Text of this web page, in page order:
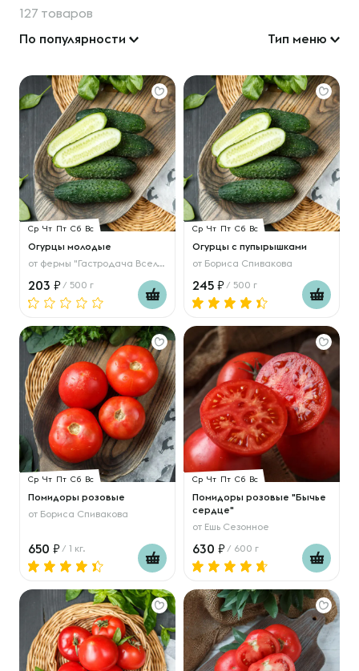
127 товаров
По популярности
Тип меню
Ср Чт Пт Сб Вс
Огурцы молодые
от фермы "Гастродача Вселуг"
203 / 500 г
Ср Чт Пт Сб Вс
Огурцы с пупырышками
от Бориса Спивакова
245 / 500 г
Ср Чт Пт Сб Вс
Помидоры розовые
от Бориса Спивакова
650 / 1 кг.
Ср Чт Пт Сб Вс
Помидоры розовые "Бычье
сердце"
от Ешь Сезонное
630 / 600 г